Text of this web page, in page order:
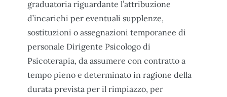
graduatoria riguardante l’attribuzione
d’incarichi per eventuali supplenze,
sostituzioni o assegnazioni temporanee di
personale Dirigente Psicologo di
Psicoterapia, da assumere con contratto a
tempo pieno e determinato in ragione della
durata prevista per il rimpiazzo, per